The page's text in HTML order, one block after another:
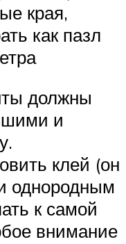
края,
как пазл
должны
и
клей (он
однородным
к самой
внимание